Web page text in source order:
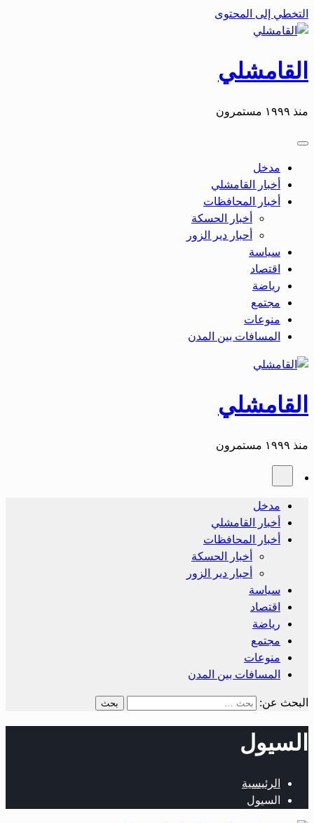
التخطي إلى المحتوى
القامشلي
منذ ١٩٩٩ مستمرون
مدخل
أخبار القامشلي
أخبار المحافظات
أخبار الحسكة
أحبار دير الزور
سياسة
اقتصاد
رياضة
مجتمع
منوعات
المسافات بين المدن
القامشلي
منذ ١٩٩٩ مستمرون
مدخل
أخبار القامشلي
أخبار المحافظات
أخبار الحسكة
أحبار دير الزور
سياسة
اقتصاد
رياضة
مجتمع
منوعات
المسافات بين المدن
البحث عن:
السيول
الرئيسية
السيول